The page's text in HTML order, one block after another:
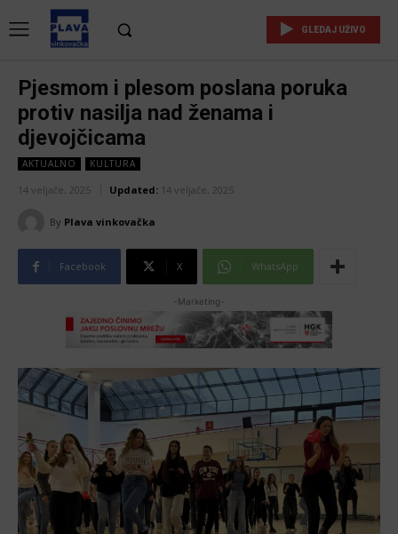
GLEDAJ UŽIVO
Pjesmom i plesom poslana poruka
protiv nasilja nad ženama i
djevojčicama
AKTUALNO KULTURA
14 veljače, 2025 Updated: 14 veljače, 2025
By Plava vinkovačka
Facebook X WhatsApp
-Marketing-